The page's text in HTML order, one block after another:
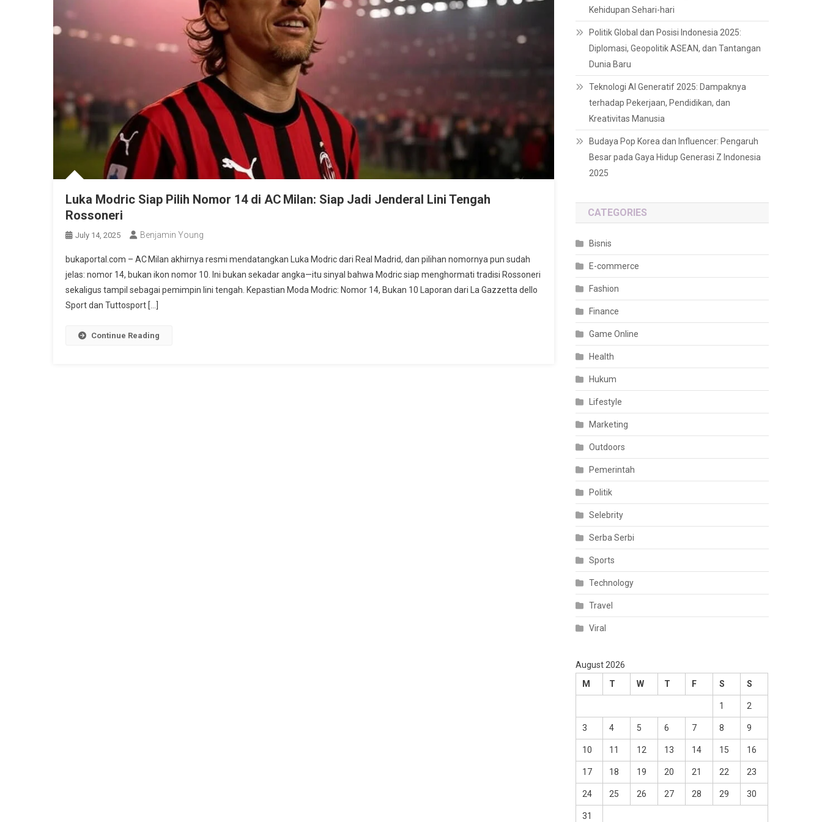
Luka Modric Siap Pilih Nomor 14 di AC Milan: Siap Jadi Jenderal Lini Tengah
Rossoneri
July 14, 2025 Benjamin Young
bukaportal.com – AC Milan akhirnya resmi mendatangkan Luka Modric dari Real Madrid, dan pilihan nomornya pun sudah
jelas: nomor 14, bukan ikon nomor 10. Ini bukan sekadar angka—itu sinyal bahwa Modric siap menghormati tradisi Rossoneri
sekaligus tampil sebagai pemimpin lini tengah. Kepastian Moda Modric: Nomor 14, Bukan 10 Laporan dari La Gazzetta dello
Sport dan Tuttosport […]
Continue Reading
Kehidupan Sehari-hari
Politik Global dan Posisi Indonesia 2025:
Diplomasi, Geopolitik ASEAN, dan Tantangan
Dunia Baru
Teknologi AI Generatif 2025: Dampaknya
terhadap Pekerjaan, Pendidikan, dan
Kreativitas Manusia
Budaya Pop Korea dan Influencer: Pengaruh
Besar pada Gaya Hidup Generasi Z Indonesia
2025
CATEGORIES
Bisnis
E-commerce
Fashion
Finance
Game Online
Health
Hukum
Lifestyle
Marketing
Outdoors
Pemerintah
Politik
Selebrity
Serba Serbi
Sports
Technology
Travel
Viral
August 2026
M
T W T F S S
1 2
3 4 5 6 7 8 9
10 11 12 13 14 15 16
17 18 19 20 21 22 23
24 25 26 27 28 29 30
31